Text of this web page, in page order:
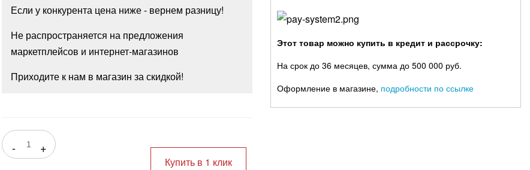
Если у конкурента цена ниже - вернем разницу!
Не распространяется на предложения
маркетплейсов и интернет-магазинов
Приходите к нам в магазин за скидкой!
- +
Купить в 1 клик
Этот товар можно купить в кредит и рассрочку:
На срок до 36 месяцев, сумма до 500 000 руб.
Оформление в магазине, подробности по ссылке